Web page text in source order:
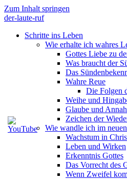
Zum Inhalt springen
der-laute-ruf
Schritte ins Leben
Wie erhalte ich wahres
Gottes Liebe zu
Was braucht der
Das
Wahre Reue
Die Folgen
Weihe und
Glaube und
Zeichen der
Wie wandle ich im
Wachstum in
Leben und Wirken
Erkenntnis Gottes
Das Vorrecht des
Wenn Zweifel